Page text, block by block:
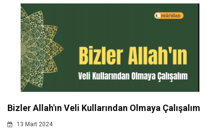
Bizler Allah'ın Veli Kullarından Olmaya Çalışalım
13 Mart 2024